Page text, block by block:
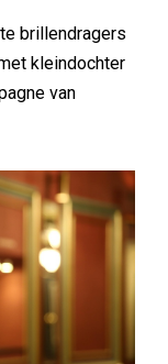
brillendragers
kleindochter
van